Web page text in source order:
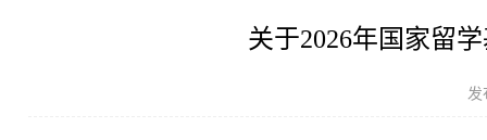
关于2026年国家留